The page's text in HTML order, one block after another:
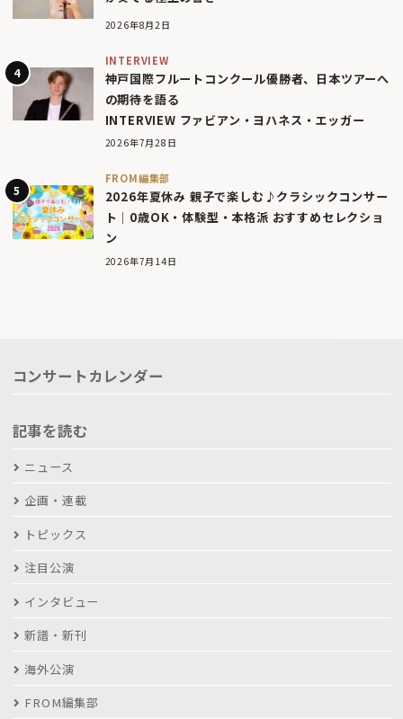
2026年8月2日
INTERVIEW
神戸国際フルートコンクール優勝者、日本ツアーへ
の期待を語る
INTERVIEW ファビアン・ヨハネス・エッガー
2026年7月28日
FROM編集部
2026年夏休み 親子で楽しむ♪クラシックコンサー
ト｜0歳OK・体験型・本格派 おすすめセレクショ
ン
2026年7月14日
コンサートカレンダー
記事を読む
ニュース
企画・連載
トピックス
注目公演
インタビュー
新譜・新刊
海外公演
FROM編集部